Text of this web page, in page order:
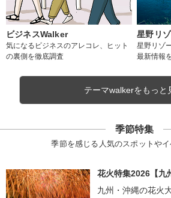
ビジネスWalker
気になるビジネスのアレコレ、ヒット
の裏側を徹底調査
星野リ
星野リゾ
最新情報
テーマwalkerをもっと
季節特集
季節を感じる人気のスポットや
花火特集2026【九
九州・沖縄の花火